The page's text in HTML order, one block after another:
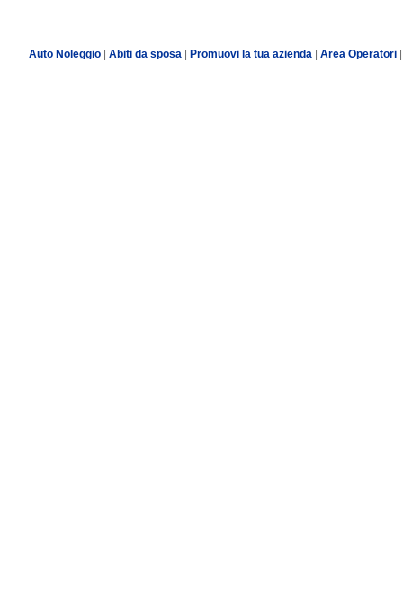
Auto Noleggio| Abiti da sposa| Promuovi la tua azienda Area Operatori